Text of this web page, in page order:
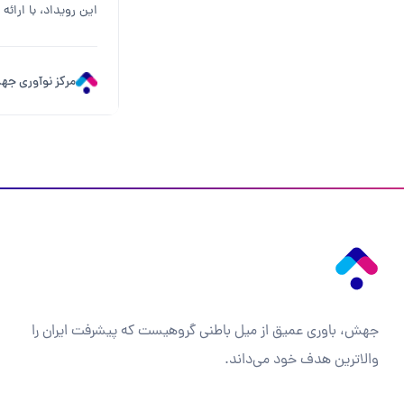
این رویداد، با ارائه ۸ کارگاه آموزشی در زمی...
مرکز نوآوری
جهش، باوری عمیق از میل باطنی گروهیست که پیشرفت ایران را
والاترین هدف خود می‌داند.